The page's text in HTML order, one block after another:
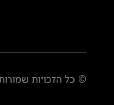
© כל הזכויות